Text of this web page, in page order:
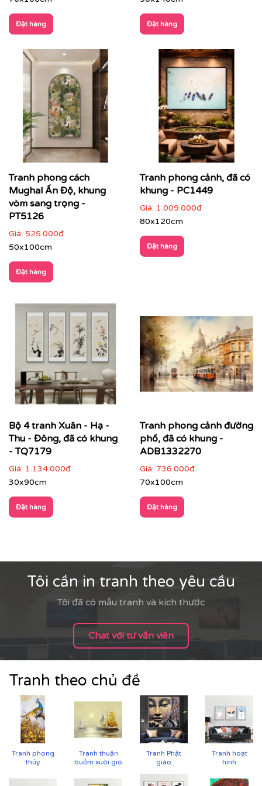
Nhà hàng – khách sạn – resort: tăng trải nghiệm
không gian, tạo dấu ấn thẩm mỹ cho khách hàng
Printek, mỗi bức tranh Indochine được sản xuất với
tiêu chuẩn cao:
Chất liệu vải in cao cấp
Vải canvas dày dặn, bề mặt sần nhẹ, giữ màu tốt,
không lo bạc phai màu.
Tăng độ bám mực, cho hình ảnh sắc nét, sống
Cận cảnh tranh in trên chất liệu canvas công nghệ in
Đặt hàng Đặt hàng
Tranh phong cách
Mughal Ấn Độ, khung
vòm sang trọng -
PT5126
Giá: 525.000đ
50x100cm
Đặt hàng
Tranh phong cảnh, đã có
khung - PC1449
Giá: 1.009.000đ
80x120cm
Đặt hàng
Bộ 4 tranh Xuân - Hạ -
Thu - Đông, đã có khung
- TQ7179
Giá: 1.134.000đ
30x90cm
Đặt hàng
Tranh phong cảnh đường
phố, đã có khung -
ADB1332270
Giá: 736.000đ
70x100cm
Đặt hàng
Tôi cần in tranh theo yêu cầu
Tôi đã có mẫu tranh và kích thước
Chat với tư vấn viên
Tranh theo chủ đề
Tranh phong
thủy
Tranh thuận
buồm xuôi gió
Tranh Phật
giáo
Tranh hoạt
hình